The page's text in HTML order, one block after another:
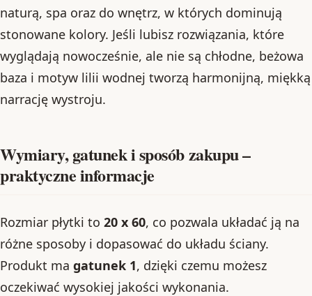
naturą, spa oraz do wnętrz, w których dominują
stonowane kolory. Jeśli lubisz rozwiązania, które
wyglądają nowocześnie, ale nie są chłodne, beżowa
baza i motyw lilii wodnej tworzą harmonijną, miękką
narrację wystroju.
Wymiary, gatunek i sposób zakupu –
praktyczne informacje
Rozmiar płytki to 20 x 60, co pozwala układać ją na
różne sposoby i dopasować do układu ściany.
Produkt ma gatunek 1, dzięki czemu możesz
oczekiwać wysokiej jakości wykonania.